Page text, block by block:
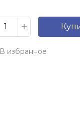
В избранное